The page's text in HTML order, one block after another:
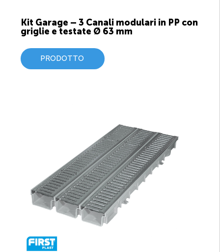
Kit Garage – 3 Canali modulari in PP con
griglie e testate Ø 63 mm
PRODOTTO